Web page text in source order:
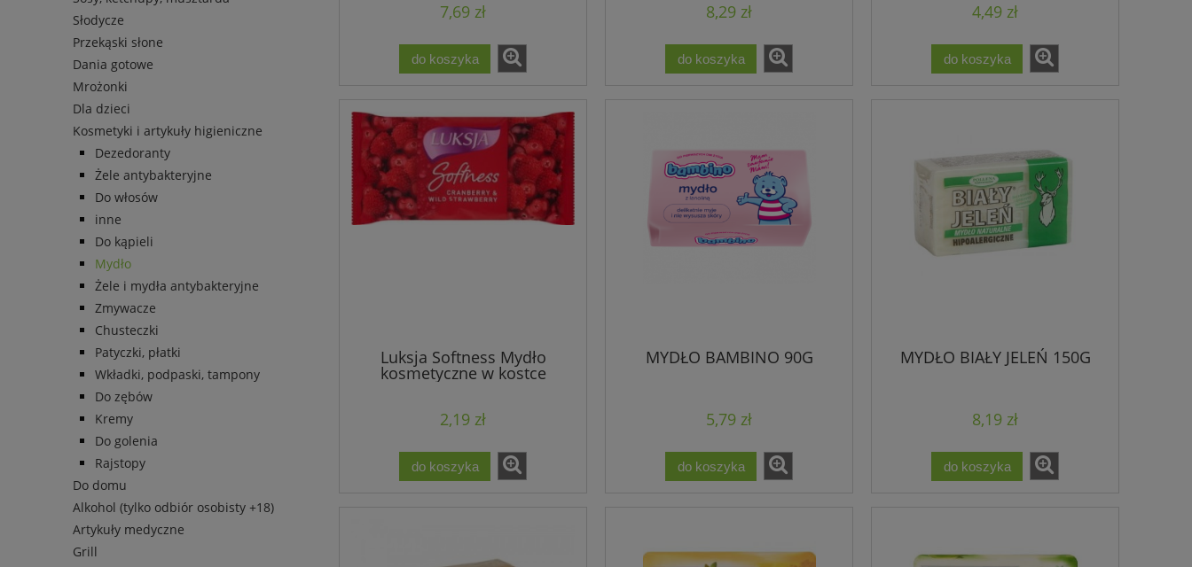
Słodycze
Przekąski słone
Dania gotowe
Mrożonki
Dla dzieci
Kosmetyki i artykuły higieniczne
Dezedoranty
Żele antybakteryjne
Do włosów
inne
Do kąpieli
Mydło
Żele i mydła antybakteryjne
Zmywacze
Chusteczki
Patyczki, płatki
Wkładki, podpaski, tampony
Do zębów
Kremy
Do golenia
Rajstopy
Do domu
Alkohol (tylko odbiór osobisty +18)
Artykuły medyczne
Grill
7,69 zł
do koszyka
8,29 zł
do koszyka
4,49 zł
do koszyka
Luksja Softness Mydło
kosmetyczne w kostce
Cranberry & Wild Strawberry
2,19 zł
do koszyka
MYDŁO BAMBINO 90G
5,79 zł
do koszyka
MYDŁO BIAŁY JELEŃ 150G
8,19 zł
do koszyka